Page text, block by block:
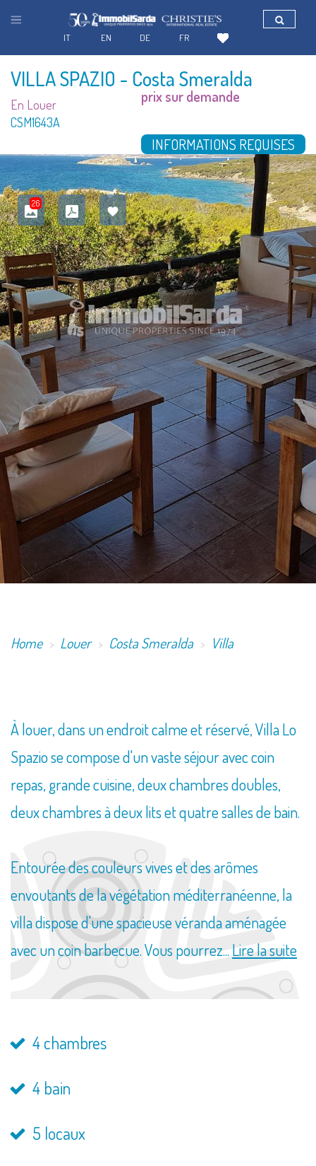
VILLA SPAZIO - Costa Smeralda
En Louer
CSM1643A
prix sur demande
INFORMATIONS REQUISES
26
Home Louer Costa Smeralda Villa
À louer, dans un endroit calme et réservé, Villa Lo
Spazio se compose d'un vaste séjour avec coin
repas, grande cuisine, deux chambres doubles,
deux chambres à deux lits et quatre salles de bain.
Entourée des couleurs vives et des arômes
envoutants de la végétation méditerranéenne, la
villa dispose d'une spacieuse véranda aménagée
avec un coin barbecue. Vous pourrez... Lire la suite
4 chambres
4 bain
5 locaux
FR
DE
EN
IT